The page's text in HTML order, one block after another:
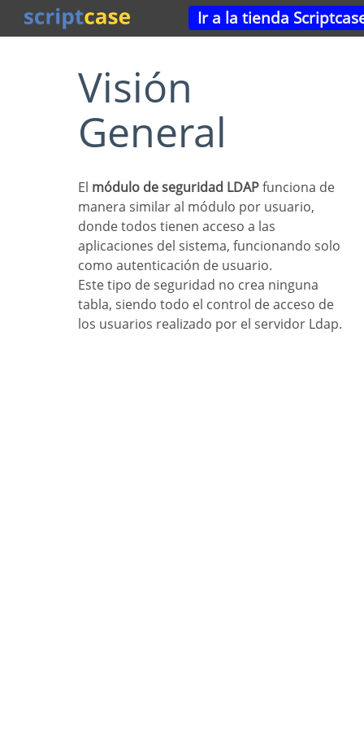
Ir a la tienda
Visión
General
El módulo de seguridad LDAPfunciona de
manera similar al módulo por usuario,
donde todos tienen acceso a las
aplicaciones del sistema, funcionando solo
como autenticación de usuario.
Este tipo de seguridad no crea ninguna
tabla, siendo todo el control de acceso de
los usuarios realizado por el servidor Ldap.